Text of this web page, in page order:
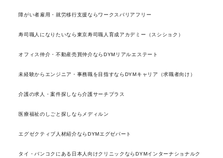
障がい者雇用・就労移行支援ならワークスバリアフリー
寿司職人になりたいなら東京寿司職人育成アカデミー（スシショク）
オフィス仲介・不動産売買仲介ならDYMリアルエステート
未経験からエンジニア・事務職を目指すならDYMキャリア（求職者向け）
介護の求人・案件探しなら介護サーチプラス
医療福祉のしごと探しならメディルン
エグゼクティブ人材紹介ならDYMエグゼパート
タイ・バンコクにある日本人向けクリニックならDYMインターナショナルク